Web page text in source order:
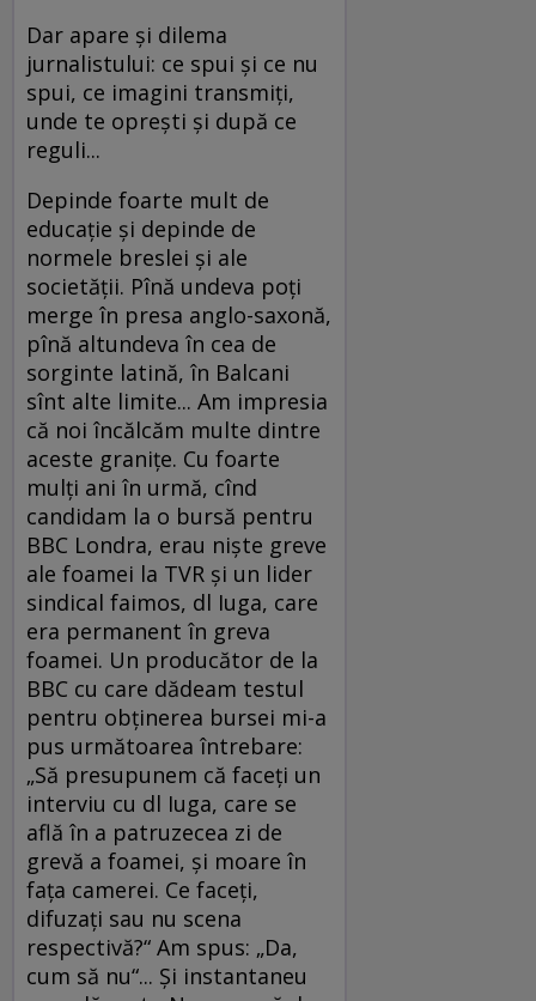
Dar apare și dilema
jurnalistului: ce spui și ce nu
spui, ce imagini transmiți,
unde te oprești și după ce
reguli...
Depinde foarte mult de
educație și depinde de
normele breslei și ale
societății. Pînă undeva poți
merge în presa anglo-saxonă,
pînă altundeva în cea de
sorginte latină, în Balcani
sînt alte limite... Am impresia
că noi încălcăm multe dintre
aceste granițe. Cu foarte
mulți ani în urmă, cînd
candidam la o bursă pentru
BBC Londra, erau niște greve
ale foamei la TVR și un lider
sindical faimos, dl Iuga, care
era permanent în greva
foamei. Un producător de la
BBC cu care dădeam testul
pentru obținerea bursei mi-a
pus următoarea întrebare:
„Să presupunem că faceți un
interviu cu dl Iuga, care se
află în a patruzecea zi de
grevă a foamei, și moare în
fața camerei. Ce faceți,
difuzați sau nu scena
respectivă?“ Am spus: „Da,
cum să nu“... Și instantaneu